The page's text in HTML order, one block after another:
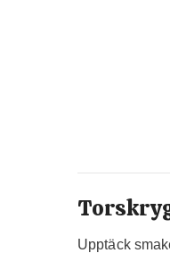
Upptäck